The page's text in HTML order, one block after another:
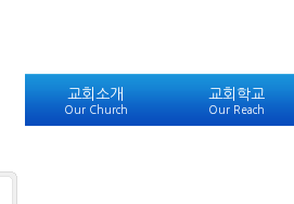
교회소개
Our Church
교회학교
Our Reach